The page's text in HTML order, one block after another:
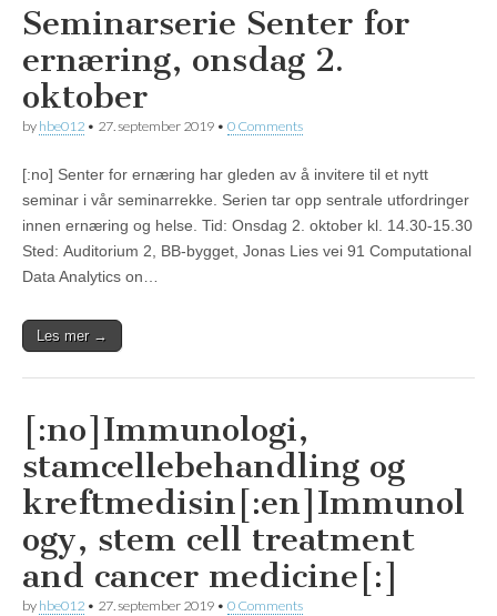
Seminarserie Senter for
ernæring, onsdag 2.
oktober
by hbe012 • 27. september 2019 • 0 Comments
[:no] Senter for ernæring har gleden av å invitere til et nytt
seminar i vår seminarrekke. Serien tar opp sentrale utfordringer
innen ernæring og helse. Tid: Onsdag 2. oktober kl. 14.30-15.30
Sted: Auditorium 2, BB-bygget, Jonas Lies vei 91 Computational
Data Analytics on…
Les mer →
[:no]Immunologi,
stamcellebehandling og
kreftmedisin[:en]Immunol
ogy, stem cell treatment
and cancer medicine[:]
by hbe012 • 27. september 2019 • 0 Comments